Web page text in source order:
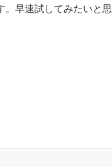
。早速試してみたいと思